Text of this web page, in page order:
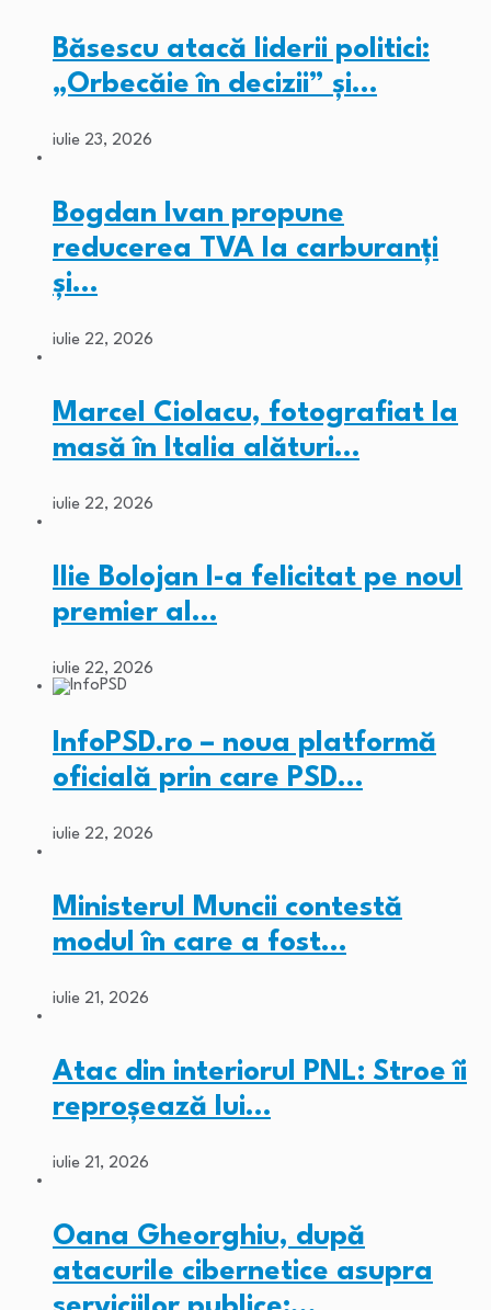
Băsescu atacă liderii politici:
„Orbecăie în decizii” și…
iulie 23, 2026
Bogdan Ivan propune
reducerea TVA la carburanți
și…
iulie 22, 2026
Marcel Ciolacu, fotografiat la
masă în Italia alături…
iulie 22, 2026
Ilie Bolojan l-a felicitat pe noul
premier al…
iulie 22, 2026
InfoPSD.ro – noua platformă
oficială prin care PSD…
iulie 22, 2026
Ministerul Muncii contestă
modul în care a fost…
iulie 21, 2026
Atac din interiorul PNL: Stroe îi
reproșează lui…
iulie 21, 2026
Oana Gheorghiu, după
atacurile cibernetice asupra